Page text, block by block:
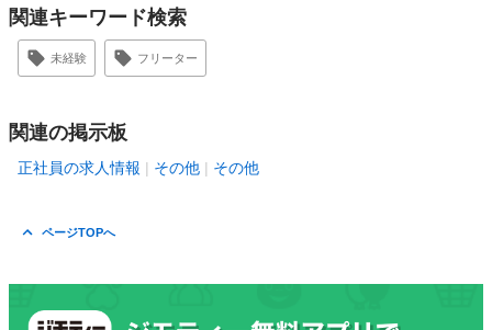
関連キーワード検索
未経験 フリーター
関連の掲示板
正社員の求人情報 その他 その他
ページTOPへ